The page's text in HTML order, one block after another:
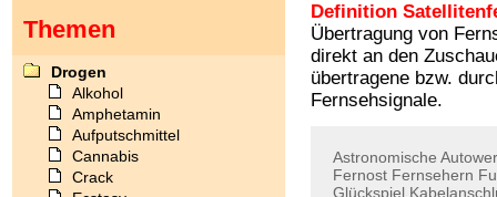
Definition
Übertragung von
direkt an den
übertragene bzw.
Fernsehsignale.
Astronomische
Fernost Fernsehern
Glückspiel
Themen
Drogen
Alkohol
Amphetamin
Aufputschmittel
Cannabis
Crack